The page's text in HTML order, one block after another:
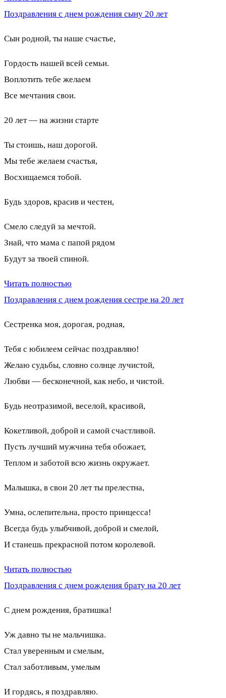
Поздравления с днем рождения сыну 20 лет
Сын родной, ты наше счастье,
Гордость нашей всей семьи.
Воплотить тебе желаем
Все мечтания свои.
20 лет — на жизни старте
Ты стоишь, наш дорогой.
Мы тебе желаем счастья,
Восхищаемся тобой.
Будь здоров, красив и честен,
Смело следуй за мечтой.
Знай, что мама с папой рядом
Будут за твоей спиной.
Читать полностью
Поздравления с днем рождения сестре на 20 лет
Сестренка моя, дорогая, родная,
Тебя с юбилеем сейчас поздравляю!
Желаю судьбы, словно солнце лучистой,
Любви — бесконечной, как небо, и чистой.
Будь неотразимой, веселой, красивой,
Кокетливой, доброй и самой счастливой.
Пусть лучший мужчина тебя обожает,
Теплом и заботой всю жизнь окружает.
Малышка, в свои 20 лет ты прелестна,
Умна, ослепительна, просто принцесса!
Всегда будь улыбчивой, доброй и смелой,
И станешь прекрасной потом королевой.
Читать полностью
Поздравления с днем рождения брату на 20 лет
С днем рождения, братишка!
Уж давно ты не мальчишка.
Стал уверенным и смелым,
Стал заботливым, умелым
И гордясь, я поздравляю.